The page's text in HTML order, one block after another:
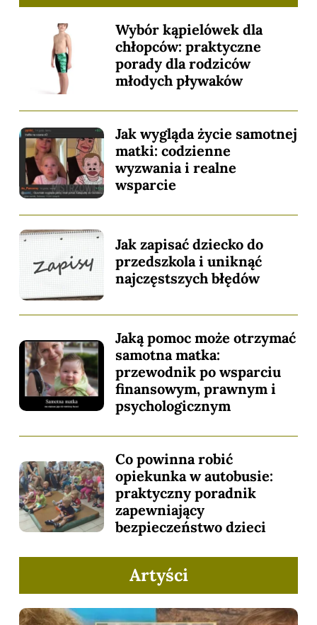
Wybór kąpielówek dla
chłopców: praktyczne
porady dla rodziców
młodych pływaków
Jak wygląda życie samotnej
matki: codzienne
wyzwania i realne
wsparcie
Jak zapisać dziecko do
przedszkola i uniknąć
najczęstszych błędów
Jaką pomoc może otrzymać
samotna matka:
przewodnik po wsparciu
finansowym, prawnym i
psychologicznym
Co powinna robić
opiekunka w autobusie:
praktyczny poradnik
zapewniający
bezpieczeństwo dzieci
Artyści